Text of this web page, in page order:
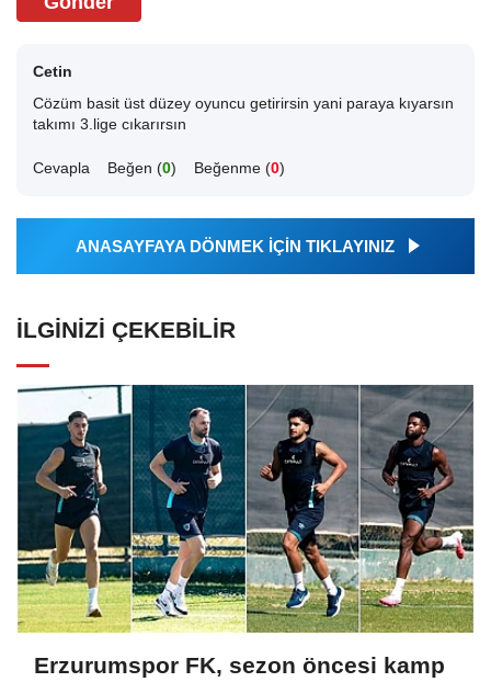
Cetin
Cözüm basit üst düzey oyuncu getirirsin yani paraya kıyarsın
takımı 3.lige cıkarırsın
Cevapla Beğen (0) Beğenme (0)
ANASAYFAYA DÖNMEK İÇİN TIKLAYINIZ
İLGINIZI ÇEKEBILIR
Erzurumspor FK, sezon öncesi kamp